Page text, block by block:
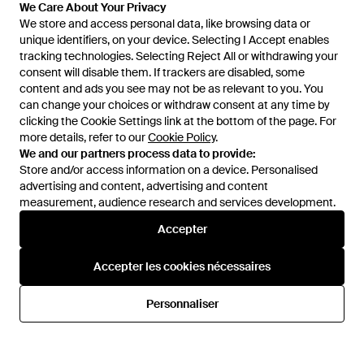
We Care About Your Privacy
We store and access personal data, like browsing data or
unique identifiers, on your device. Selecting I Accept enables
tracking technologies. Selecting Reject All or withdrawing your
consent will disable them. If trackers are disabled, some
content and ads you see may not be as relevant to you. You
can change your choices or withdraw consent at any time by
clicking the Cookie Settings link at the bottom of the page. For
more details, refer to ourCookie Policy.
We and our partners process data to provide:
Store and/or access information on a device. Personalised
advertising and content, advertising and content
measurement, audience research and services development.
Accepter
Accepter les cookies nécessaires
Personnaliser
We Care About Your Privacy
We store and access personal data, like browsing data or
unique identifiers, on your device. Selecting I Accept enables
tracking technologies. Selecting Reject All or withdrawing your
consent will disable them. If trackers are disabled, some
content and ads you see may not be as relevant to you. You
can change your choices or withdraw consent at any time by
clicking the Cookie Settings link at the bottom of the page. For
more details, refer to ourCookie Policy.
We and our partners process data to provide:
Store and/or access information on a device. Personalised
advertising and content, advertising and content
measurement, audience research and services development.
Accepter
Accepter les cookies nécessaires
Personnaliser
Church's
Bottines Peyton À Bout Rond -
777 €
Baskets Peebles À Design À
Enfiler - Noir